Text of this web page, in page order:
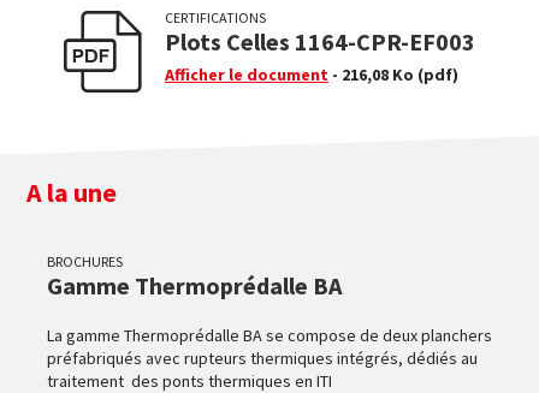
CERTIFICATIONS
Plots Celles 1164-CPR-EF003
Afficher le document - 216,08 Ko (pdf)
A la une
BROCHURES
Gamme Thermoprédalle BA
La gamme Thermoprédalle BA se compose de deux planchers
préfabriqués avec rupteurs thermiques intégrés, dédiés au
traitement des ponts thermiques en ITI